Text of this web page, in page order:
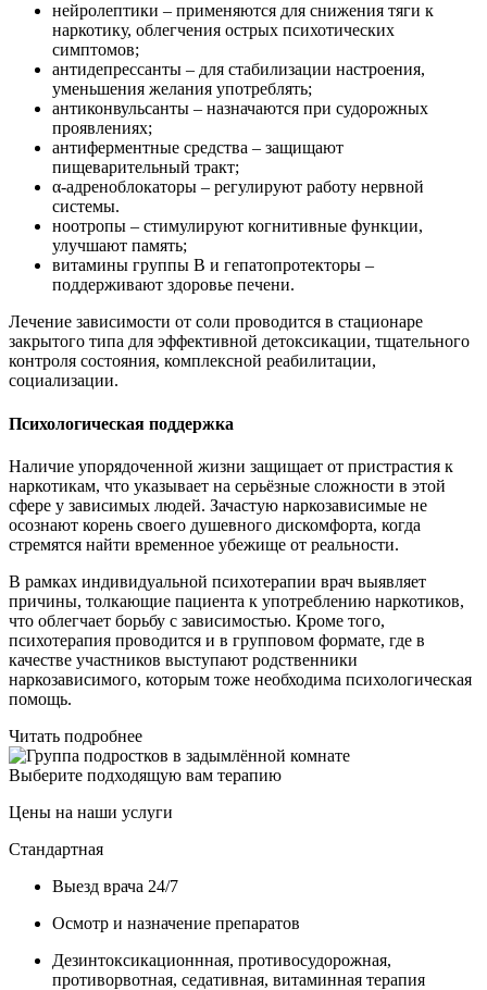
нейролептики – применяются для снижения тяги к
наркотику, облегчения острых психотических
симптомов;
антидепрессанты – для стабилизации настроения,
уменьшения желания употреблять;
антиконвульсанты – назначаются при судорожных
проявлениях;
антиферментные средства – защищают
пищеварительный тракт;
α-адреноблокаторы – регулируют работу нервной
системы.
ноотропы – стимулируют когнитивные функции,
улучшают память;
витамины группы В и гепатопротекторы –
поддерживают здоровье печени.
Лечение зависимости от соли проводится в стационаре
закрытого типа для эффективной детоксикации, тщательного
контроля состояния, комплексной реабилитации,
социализации.
Психологическая поддержка
Наличие упорядоченной жизни защищает от пристрастия к
наркотикам, что указывает на серьёзные сложности в этой
сфере у зависимых людей. Зачастую наркозависимые не
осознают корень своего душевного дискомфорта, когда
стремятся найти временное убежище от реальности.
В рамках индивидуальной психотерапии врач выявляет
причины, толкающие пациента к употреблению наркотиков,
что облегчает борьбу с зависимостью. Кроме того,
психотерапия проводится и в групповом формате, где в
качестве участников выступают родственники
наркозависимого, которым тоже необходима психологическая
помощь.
Читать подробнее
Выберите подходящую вам терапию
Цены на наши услуги
Стандартная
Выезд врача 24/7
Осмотр и назначение препаратов
Дезинтоксикационнная, противосудорожная,
противорвотная, седативная, витаминная терапия